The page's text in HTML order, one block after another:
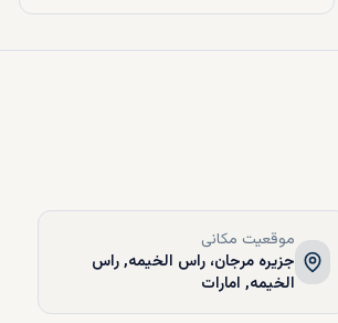
موقعیت مکانی
جزیره مرجان، راس الخیمه, راس
الخیمه, امارات